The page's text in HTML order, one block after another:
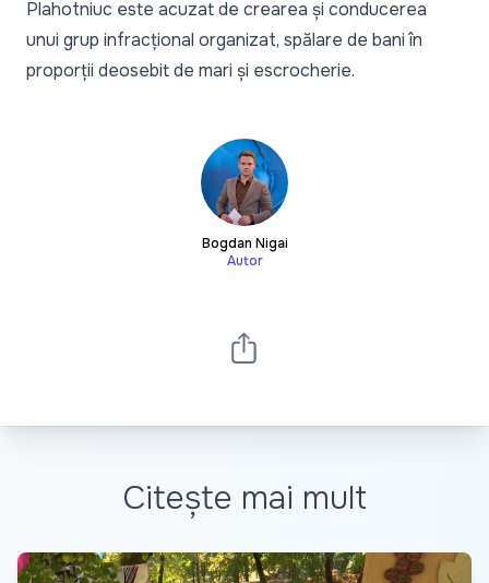
Plahotniuc este acuzat de crearea și conducerea
unui grup infracțional organizat, spălare de bani în
proporții deosebit de mari și escrocherie.
Bogdan Nigai
Autor
Citește mai mult